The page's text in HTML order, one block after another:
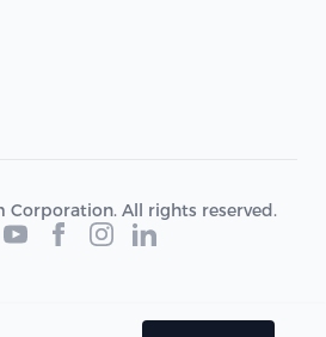
Corporation. All rights reserved.